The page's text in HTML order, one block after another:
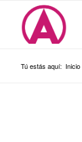
Tú estás aquí: Inicio